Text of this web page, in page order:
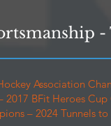
Association
BFit Heroes
– 2024 Tunnels